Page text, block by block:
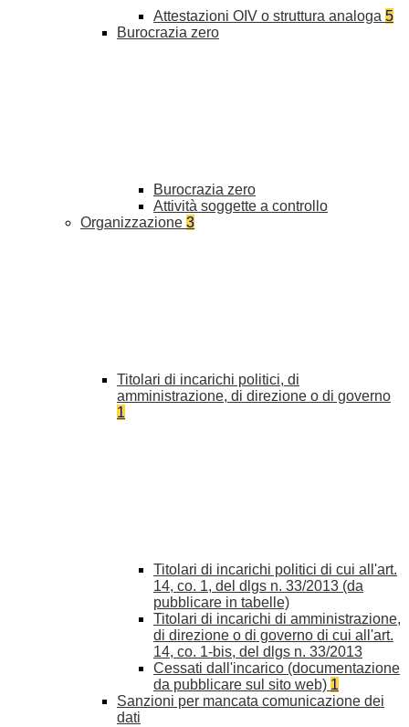
Attestazioni OIV o struttura analoga 5
Burocrazia zero
Burocrazia zero
Attività soggette a controllo
Organizzazione 3
Titolari di incarichi politici, di
amministrazione, di direzione o di governo
1
Titolari di incarichi politici di cui all'art.
14, co. 1, del dlgs n. 33/2013 (da
pubblicare in tabelle)
Titolari di incarichi di amministrazione,
di direzione o di governo di cui all'art.
14, co. 1-bis, del dlgs n. 33/2013
Cessati dall'incarico (documentazione
da pubblicare sul sito web) 1
Sanzioni per mancata comunicazione dei
dati